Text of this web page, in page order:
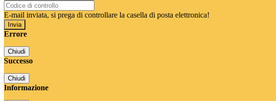
E-mail inviata, si prega di controllare la casella di posta elettronica!
Errore
Chiudi
Successo
Chiudi
Informazione